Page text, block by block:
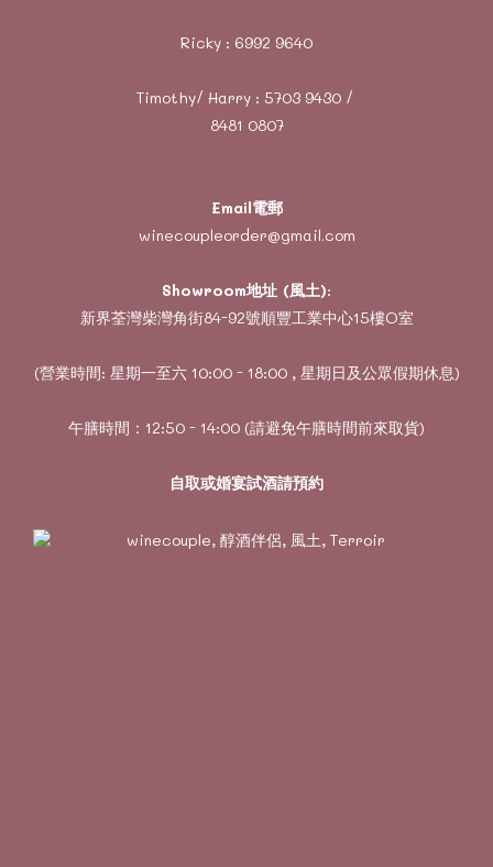
Ricky : 6992 9640
Timothy/ Harry : 5703 9430/
8481 0807
Email電郵
winecoupleorder@gmail.com
Showroom地址 (風土):
新界荃灣柴灣角街84-92號順豐工業中心15樓O室
(營業時間: 星期一至六 10:00 - 18:00 , 星期日及公眾假期休息)
午膳時間：12:50 - 14:00 (請避免午膳時間前來取貨)
自取或婚宴試酒請預約